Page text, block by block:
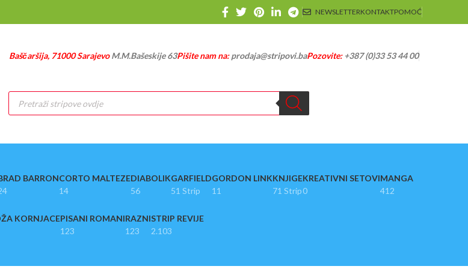
NEWSLETTERKONTAKTPOMOĆ
Baščaršija, 71000 SarajevoM.M.Bašeskije 63Pišite nam na:prodaja@stripovi.baPozovite:+387 (0)33 53 44 00
Products
search
BARRONCORTO MALTEZE
14
DIABOLIK
56
GARFIELD
51 Strip
GORDON LINK
11
KNJIGE
71 Strip
KREATIVNI SETOVI
0
MANGA
412
KORNJACEPISANI ROMANI
123
RAZNI
123
STRIP REVIJE
2.103